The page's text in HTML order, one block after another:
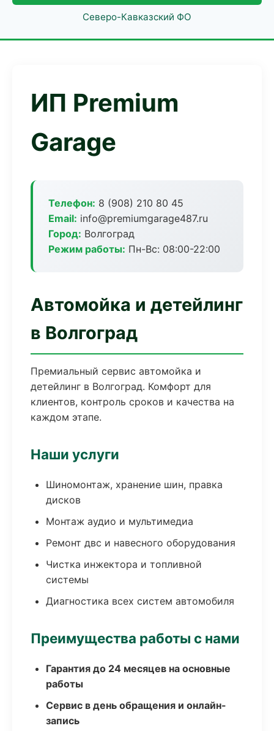
Северо-Кавказский ФО
ИП Premium
Garage
Телефон: 8 (908) 210 80 45
Email: info@premiumgarage487.ru
Город: Волгоград
Режим работы: Пн-Вс: 08:00-22:00
Автомойка и детейлинг
в Волгоград
Премиальный сервис автомойка и
детейлинг в Волгоград. Комфорт для
клиентов, контроль сроков и качества на
каждом этапе.
Наши услуги
Шиномонтаж, хранение шин, правка
дисков
Монтаж аудио и мультимедиа
Ремонт двс и навесного оборудования
Чистка инжектора и топливной
системы
Диагностика всех систем автомобиля
Преимущества работы с нами
Гарантия до 24 месяцев на основные
работы
Сервис в день обращения и онлайн-
запись